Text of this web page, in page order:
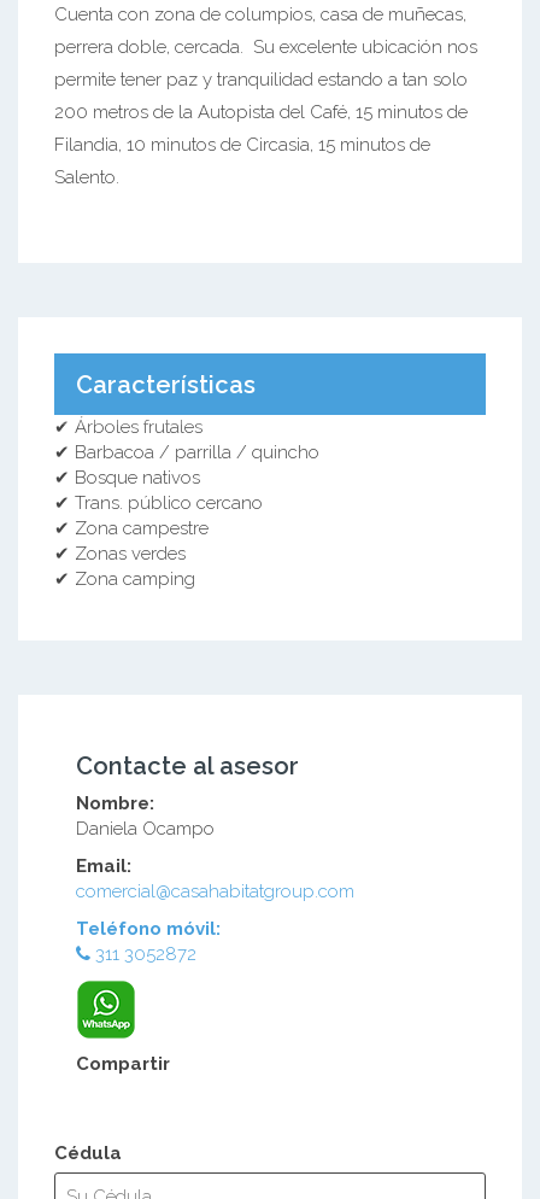
Cuenta con zona de columpios, casa de muñecas,
perrera doble, cercada. Su excelente ubicación nos
permite tener paz y tranquilidad estando a tan solo
200 metros de la Autopista del Café, 15 minutos de
Filandia, 10 minutos de Circasia, 15 minutos de
Salento.
Características
✔ Árboles frutales
✔ Barbacoa / parrilla / quincho
✔ Bosque nativos
✔ Trans. público cercano
✔ Zona campestre
✔ Zonas verdes
✔ Zona camping
Contacte al asesor
Nombre:
Daniela Ocampo
Email:
comercial@casahabitatgroup.com
Teléfono móvil:
311 3052872
Compartir
Cédula